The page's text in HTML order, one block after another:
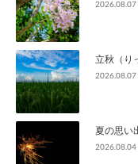
立秋（り
夏の思い